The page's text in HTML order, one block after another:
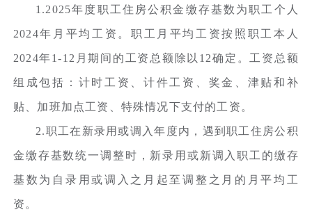
1.2025年度职工住房公积金缴存基数为职工个人
2024年月平均工资。职工月平均工资按照职工本人
2024年1-12月期间的工资总额除以12确定。工资总额
组成包括：计时工资、计件工资、奖金、津贴和补
贴、加班加点工资、特殊情况下支付的工资。
2.职工在新录用或调入年度内，遇到职工住房公积
金缴存基数统一调整时，新录用或新调入职工的缴存
基数为自录用或调入之月起至调整之月的月平均工
资。